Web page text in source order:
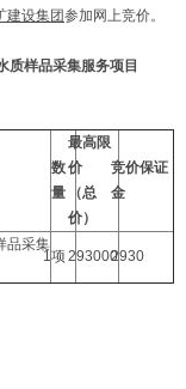
建设集团参加网上竞价。
质样品采集服务项目
数
量
最高限
价
（总
价）
竞价保证
金
品采集
1项 2930002930